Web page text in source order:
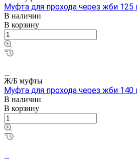
Муфта для прохода через жби
В наличии
В корзину
Ж/Б муфты
Муфта для прохода через жби
В наличии
В корзину